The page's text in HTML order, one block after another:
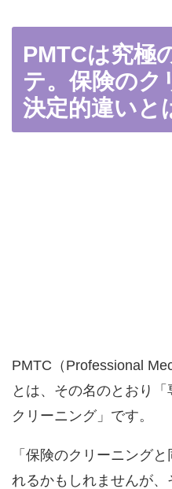
PMTCは究極
テ。保険のク
決定的違いと
PMTC（Professional
とは、その名のとおり
クリーニング」です。
「保険のクリーニング
れるかもしれませんが